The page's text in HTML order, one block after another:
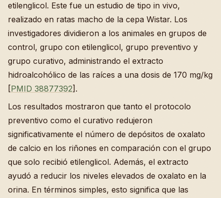
etilenglicol. Este fue un estudio de tipo in vivo,
realizado en ratas macho de la cepa Wistar. Los
investigadores dividieron a los animales en grupos de
control, grupo con etilenglicol, grupo preventivo y
grupo curativo, administrando el extracto
hidroalcohólico de las raíces a una dosis de 170 mg/kg
[PMID 38877392].
Los resultados mostraron que tanto el protocolo
preventivo como el curativo redujeron
significativamente el número de depósitos de oxalato
de calcio en los riñones en comparación con el grupo
que solo recibió etilenglicol. Además, el extracto
ayudó a reducir los niveles elevados de oxalato en la
orina. En términos simples, esto significa que las